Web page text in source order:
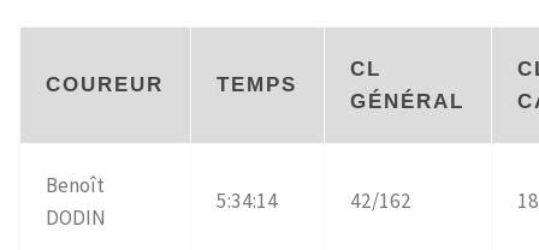
COUREUR TEMPS
CL
GÉNÉRAL
Benoît
DODIN
5:34:14 42/162